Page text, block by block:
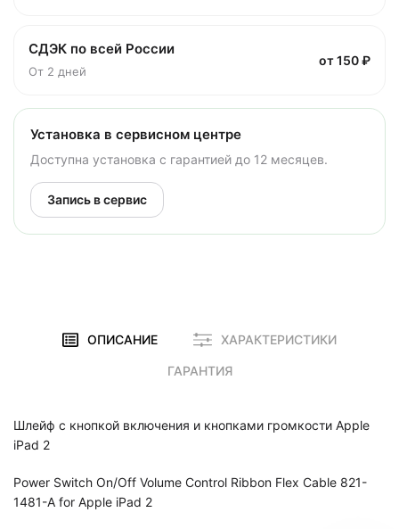
СДЭК по всей России
От 2 дней
от 150 ₽
Установка в сервисном центре
Доступна установка с гарантией до 12 месяцев.
Запись в сервис
ОПИСАНИЕ ХАРАКТЕРИСТИКИ
ГАРАНТИЯ
Шлейф с кнопкой включения и кнопками громкости Apple
iPad 2
Power Switch On/Off Volume Control Ribbon Flex Cable 821-
1481-A for Apple iPad 2